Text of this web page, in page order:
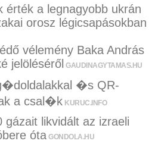
érték a legnagyobb ukrán
orosz légicsapásokban
vélemény Baka András
jelöléséről GAUDINAGYTAMAS.HU
�s QR-
a csal�k KURUC.INFO
gázait likvidált az izraeli
óta GONDOLA.HU